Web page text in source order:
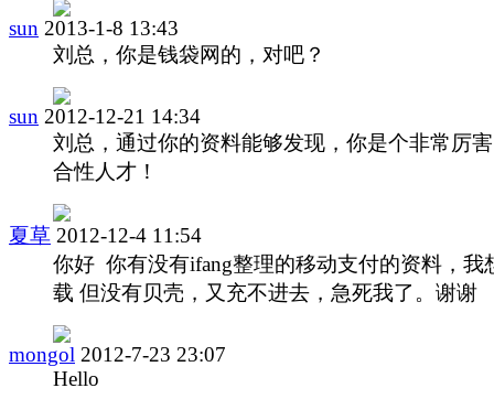
sun 2013-1-8 13:43
刘总，你是钱袋网的，对吧？
sun 2012-12-21 14:34
刘总，通过你的资料能够发现，你是个非常厉
合性人才！
夏草 2012-12-4 11:54
你好 你有没有ifang整理的移动支付的资料，我
载 但没有贝壳，又充不进去，急死我了。谢谢
mongol 2012-7-23 23:07
Hello